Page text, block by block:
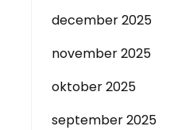
december 2025
november 2025
oktober 2025
september 2025